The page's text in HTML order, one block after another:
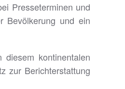
Presseterminen und
Bevölkerung und ein
kontinentalen
zur Berichterstattung